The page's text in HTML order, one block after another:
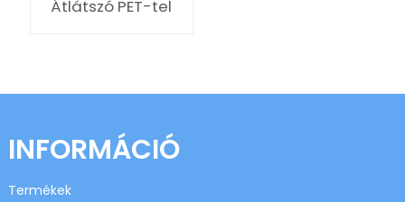
Átlátszó PET-tel
INFORMÁCIÓ
Termékek